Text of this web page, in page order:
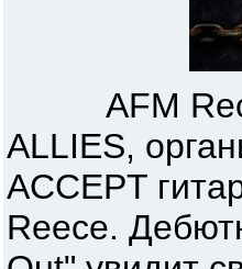
AFM
ALLIES,
ACCEPT
Reece.